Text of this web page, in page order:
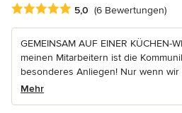
Durchschnittliche Bewertung: 5
5,0 (6 Bewertungen)
GEMEINSAM AUF EINER KÜCHEN-
meinen Mitarbeitern ist die
besonderes Anliegen! Nur wenn wir
Mehr